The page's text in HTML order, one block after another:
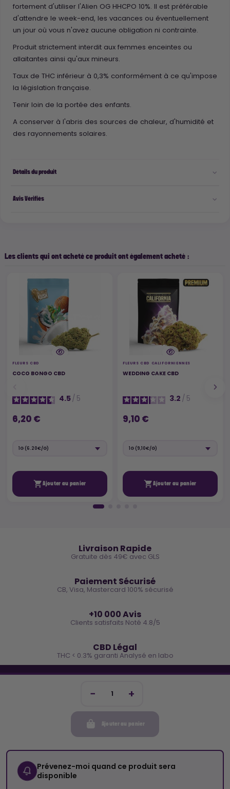
Ajouter au panier
Prévenez-moi quand ce produit sera
disponible
fortement d'utiliser l'Alien OG HHCPO 10%. Il est préférable
d'attendre le week-end, les vacances ou éventuellement
un jour où vous n'avez aucune obligation ni contrainte.
Produit strictement interdit aux femmes enceintes ou
allaitantes ainsi qu'aux mineurs.
Taux de THC inférieur à 0,3% conformément à ce qu'impose
la législation française.
Tenir loin de la portée des enfants.
A conserver à l'abris des sources de chaleur, d'humidité et
des rayonnements solaires.
Détails du produit
Avis Vérifiés
Les clients qui ont acheté ce produit ont également acheté :
FLEURS CBD
COCO BONGO CBD
4.5/ 5
6,20 €
Ajouter au panier
FLEURS CBD CALIFORNIENNES
WEDDING CAKE CBD
3.2 / 5
9,10 €
Ajouter au panier
Livraison Rapide
Gratuite dès 49€ avec GLS
Paiement Sécurisé
CB, Visa, Mastercard 100% sécurisé
+10 000 Avis
Clients satisfaits Noté 4.8/5
CBD Légal
THC < 0.3% garanti Analysé en labo
Inscris-toi et reçois -10€ sur ta prochaine commande
Cocorikush
Top Catégories